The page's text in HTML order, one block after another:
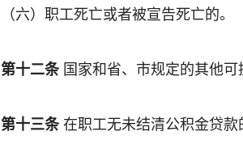
（六）职工死亡或者被宣告死亡的。
第十二条国家和省、市规定的其他可
第十三条在职工无未结清公积金贷款